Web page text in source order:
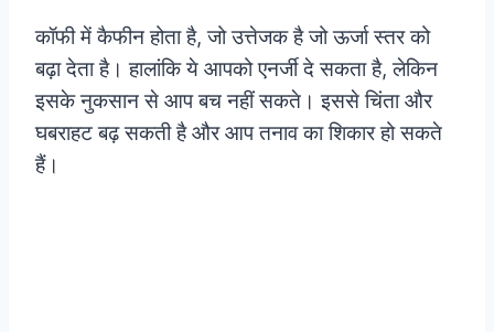
कॉफी में कैफीन होता है, जो उत्तेजक है जो ऊर्जा स्तर को
बढ़ा देता है। हालांकि ये आपको एनर्जी दे सकता है, लेकिन
इसके नुकसान से आप बच नहीं सकते। इससे चिंता और
घबराहट बढ़ सकती है और आप तनाव का शिकार हो सकते
हैं।